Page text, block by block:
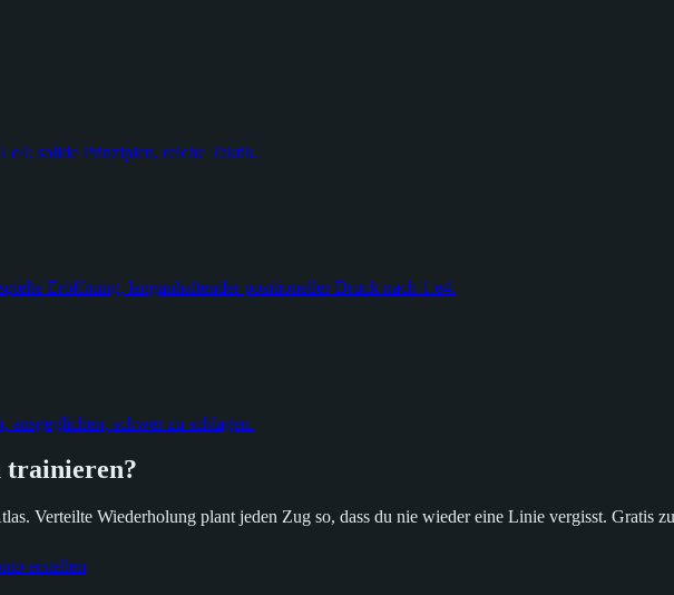
solide Prinzipien, reiche Taktik.
Eröffnung, langanhaltender positioneller Druck nach 1.e4.
schwer zu schlagen.
trainieren?
Verteilte Wiederholung plant jeden Zug so, dass du nie wieder eine Linie vergisst. Gratis
erstellen